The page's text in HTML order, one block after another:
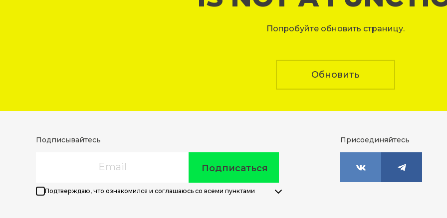
Попробуйте обновить страницу.
Обновить
Подписывайтесь
Подписаться
Подтверждаю, что ознакомился и соглашаюсь со всеми пунктами
Присоединяйтесь